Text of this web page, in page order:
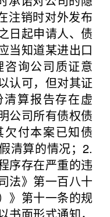
注销时对外发布
日起申请人、债
当知道某进出口
询公司质证意
认可，但对其证
算报告存在虚
公司所有债权债
付本案已知债
清算的情况；2.
序存在严重的违
法》第一百八十
》第十一条的规